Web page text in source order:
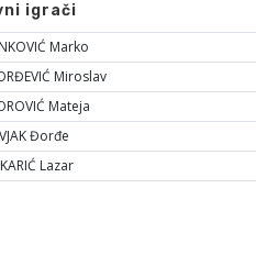
igrači
Marko
Miroslav
Mateja
Đorđe
Lazar